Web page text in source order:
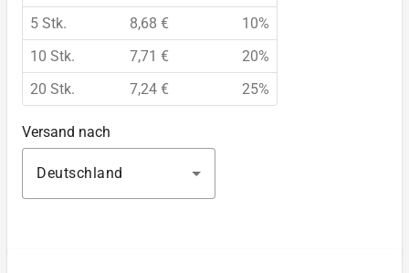
5 Stk.
8,68 €
10%
10 Stk.
7,71 €
20%
20 Stk.
7,24 € 25%
Versand nach
Deutschland